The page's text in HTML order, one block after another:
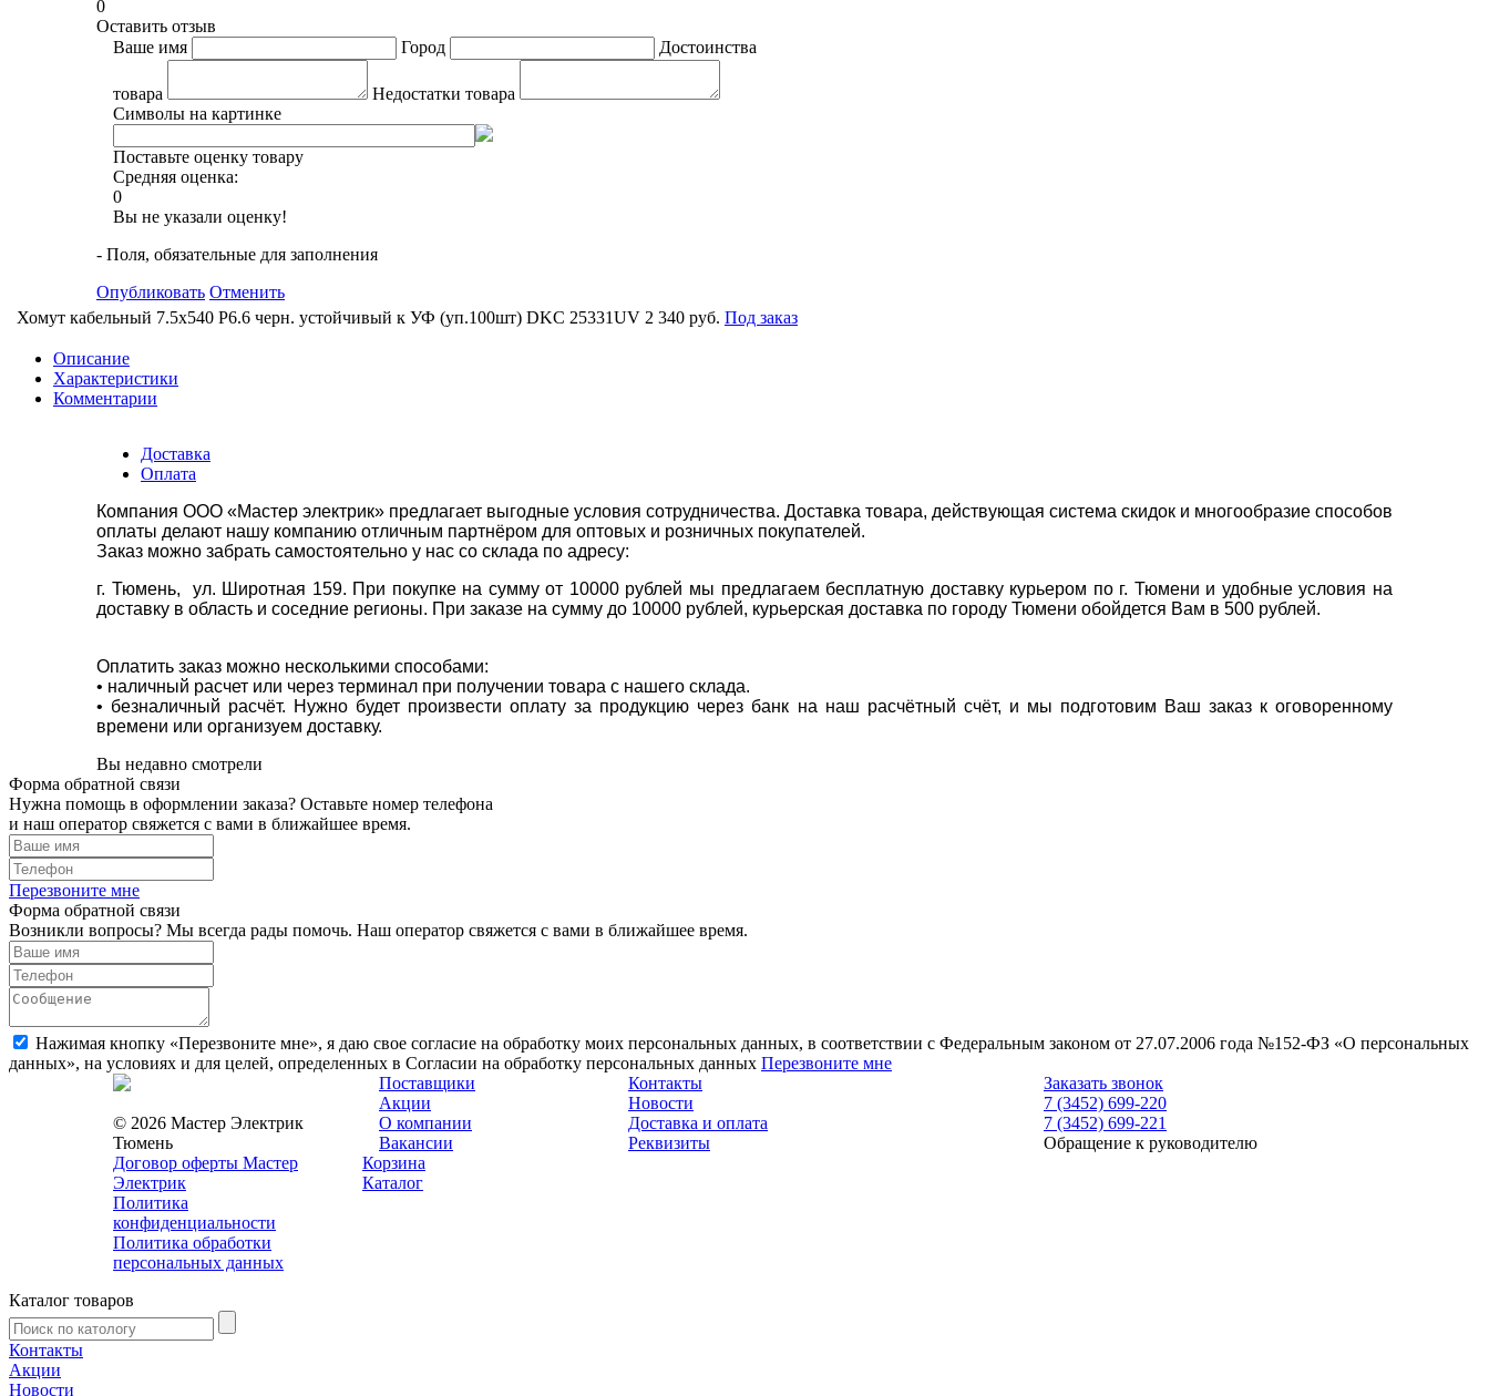
0
Оставить отзыв
Ваше имя
Город Достоинства
товара
Недостатки товара
Символы на картинке
Поставьте оценку товару
Средняя оценка:
0
Вы не указали оценку!
- Поля, обязательные для заполнения
Опубликовать Отменить
Хомут кабельный 7.5х540 P6.6 черн. устойчивый к УФ (уп.100шт) DKC 25331UV 2 340 руб. Под заказ
Описание
Характеристики
Комментарии
Доставка
Оплата
Компания ООО «Мастер электрик» предлагает выгодные условия сотрудничества. Доставка товара, действующая система скидок и многообразие способов
оплаты делают нашу компанию отличным партнёром для оптовых и розничных покупателей.
Заказ можно забрать самостоятельно у нас со склада по адресу:
г. Тюмень, ул. Широтная 159. При покупке на сумму от 10000 рублей мы предлагаем бесплатную доставку курьером по г. Тюмени и удобные условия на
доставку в область и соседние регионы. При заказе на сумму до 10000 рублей, курьерская доставка по городу Тюмени обойдется Вам в 500 рублей.
Оплатить заказ можно несколькими способами:
• наличный расчет или через терминал при получении товара с нашего склада.
• безналичный расчёт. Нужно будет произвести оплату за продукцию через банк на наш расчётный счёт, и мы подготовим Ваш заказ к оговоренному
времени или организуем доставку.
Вы недавно смотрели
Форма обратной связи
Нужна помощь в оформлении заказа? Оставьте номер телефона
и наш оператор свяжется с вами в ближайшее время.
Перезвоните мне
Форма обратной связи
Возникли вопросы? Мы всегда рады помочь. Наш оператор свяжется с вами в ближайшее время.
Нажимая кнопку «Перезвоните мне», я даю свое согласие на обработку моих персональных данных, в соответствии с Федеральным законом от 27.07.2006 года №152-ФЗ «О персональных
данных», на условиях и для целей, определенных в Согласии на обработку персональных данных Перезвоните мне
© 2026 Мастер Электрик
Тюмень
Договор оферты Мастер
Электрик
Политика
конфиденциальности
Политика обработки
персональных данных
Поставщики
Контакты
Акции
Новости
О компании
Доставка и оплата
Вакансии
Реквизиты
Заказать звонок
7 (3452) 699-220
7 (3452) 699-221
Обращение к руководителю
Корзина
Каталог
Каталог товаров
Контакты
Акции
Новости